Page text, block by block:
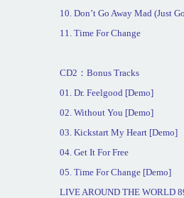
10. Don’t Go Away Mad (Just
11. Time For Change
CD2 ： Bonus Tracks
01. Dr. Feelgood [Demo]
02. Without You [Demo]
03. Kickstart My Heart [Demo]
04. Get It For Free
05. Time For Change [Demo]
LIVE AROUND THE WORLD